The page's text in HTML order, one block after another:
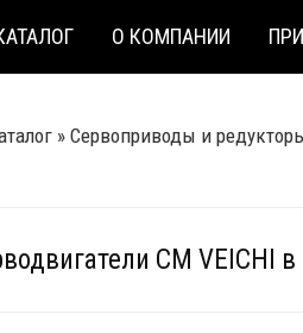
О КОМПАНИИ
» Сервоприводы и
CM VEICHI в